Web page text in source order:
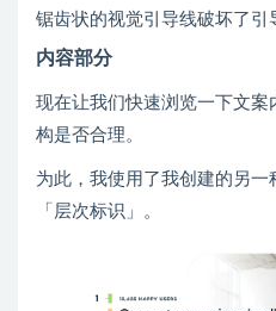
锯齿状的视觉引导线破坏了引
内容部分
现在让我们快速浏览一下文
构是否合理。
为此，我使用了我创建的另
「层次标识」。